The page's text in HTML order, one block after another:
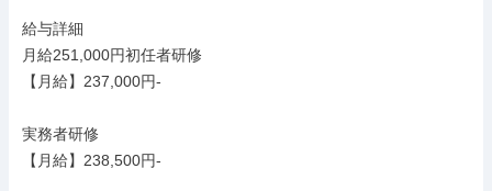
給与詳細
月給251,000円初任者研修
【月給】237,000円-
実務者研修
【月給】238,500円-